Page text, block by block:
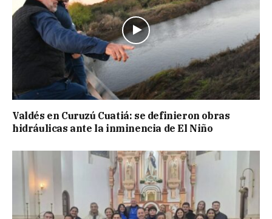
Valdés en Curuzú Cuatiá: se definieron obras
hidráulicas ante la inminencia de El Niño